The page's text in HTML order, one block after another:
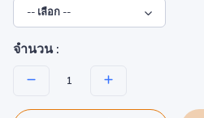
จำนวน :